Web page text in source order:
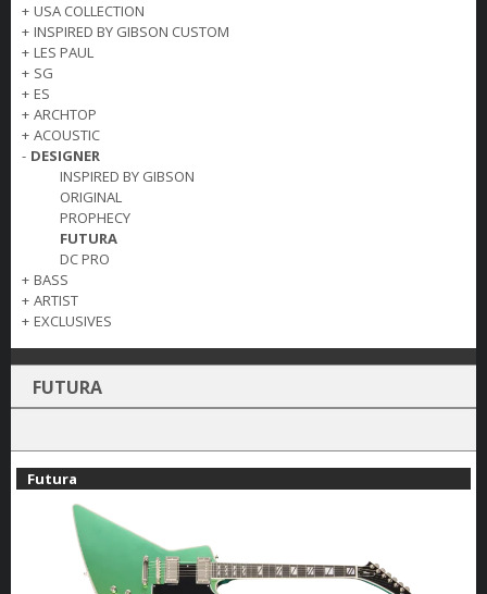
+ USA COLLECTION
+ INSPIRED BY GIBSON CUSTOM
+ LES PAUL
+ SG
+ ES
+ ARCHTOP
+ ACOUSTIC
- DESIGNER
INSPIRED BY GIBSON
ORIGINAL
PROPHECY
FUTURA
DC PRO
+ BASS
+ ARTIST
+ EXCLUSIVES
FUTURA
Futura